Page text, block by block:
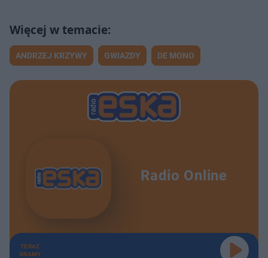
ANDRZEJ KRZYWY GWIAZDY DE MONO
Radio Online
TERAZ
GRAMY